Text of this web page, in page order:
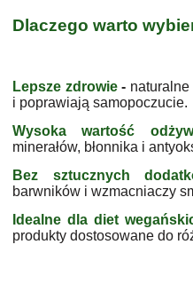
Dlaczego warto
Lepsze zdrowie-
i poprawiają samopoczucie.
Wysoka wartość
minerałów, błonnika i
Bez sztucznych
barwników i wzmacniaczy
Idealne dla diet
produkty dostosowane do